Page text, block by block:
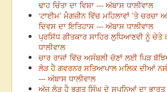
ਢਾਹ ਚਿੰਤਾ ਦਾ ਵਿਸ਼ਾ --- ਅੱਬਾਸ ਧਾਲੀਵਾਲ
‘ਟਾਈਮ’ ਮੈਗਜ਼ੀਨ ਵਿੱਚ ਮਹਿਲਾਵਾਂ ’ਤੇ ਚਰਚਾ
ਦਿਵਸ ਦਾ ਇਤਿਹਾਸ --- ਅੱਬਾਸ ਧਾਲੀਵਾਲ
ਪ੍ਰਸਿੱਧ ਗੀਤਕਾਰ ਸਾਹਿਰ ਲੁਧਿਆਣਵੀ ਨੂੰ
ਧਾਲੀਵਾਲ
ਚਾਰ ਰਾਜਾਂ ਵਿੱਚ ਅਸੰਬਲੀ ਚੋਣਾਂ ਲਈ ਪਿੜ
ਲੋੜ ਹੈ ਗਵਰਨਰ ਸਤਿਆਪਾਲ ਮਲਿਕ ਦੀਆਂ
--- ਅੱਬਾਸ ਧਾਲੀਵਾਲ
ਅੱਜ ਲੋੜ ਹੈ ਭਗਤ ਸਿੰਘ ਦੇ ਸੁਪਨਿਆਂ ਦਾ ਭਾਰਤ